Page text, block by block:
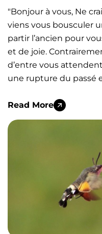
"Bonjour à vous, Ne
viens vous bousculer
partir l’ancien pour
et de joie.
d’entre vous
une rupture du passé
Read More